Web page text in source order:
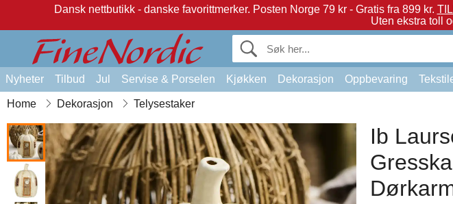
Dansk nettbutikk - danske favorittmerker. Posten Norge 79 kr - Gratis fra 899 kr.
Uten ekstra toll
Nyheter Tilbud Jul Servise & Porselen Kjøkken Dekorasjon Oppbevaring
Home Dekorasjon Telysestaker
Ib